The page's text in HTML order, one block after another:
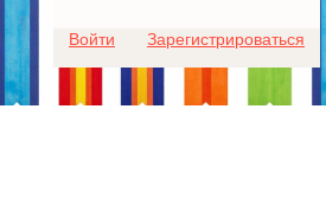
Войти Зарегистрироваться
Для любых предложений по